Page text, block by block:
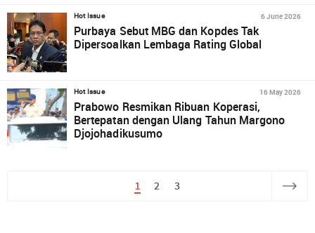
Hot Issue 6 June 2026
Purbaya Sebut MBG dan Kopdes Tak
Dipersoalkan Lembaga Rating Global
Hot Issue 16 May 2026
Prabowo Resmikan Ribuan Koperasi,
Bertepatan dengan Ulang Tahun Margono
Djojohadikusumo
1 2 3